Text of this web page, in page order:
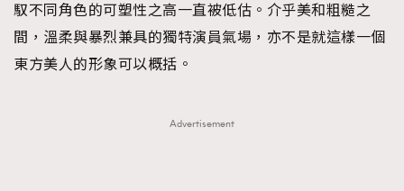
馭不同角色的可塑性之高一直被低估。介乎美和粗糙之
間，溫柔與暴烈兼具的獨特演員氣場，亦不是就這樣一個
東方美人的形象可以概括。
Advertisement